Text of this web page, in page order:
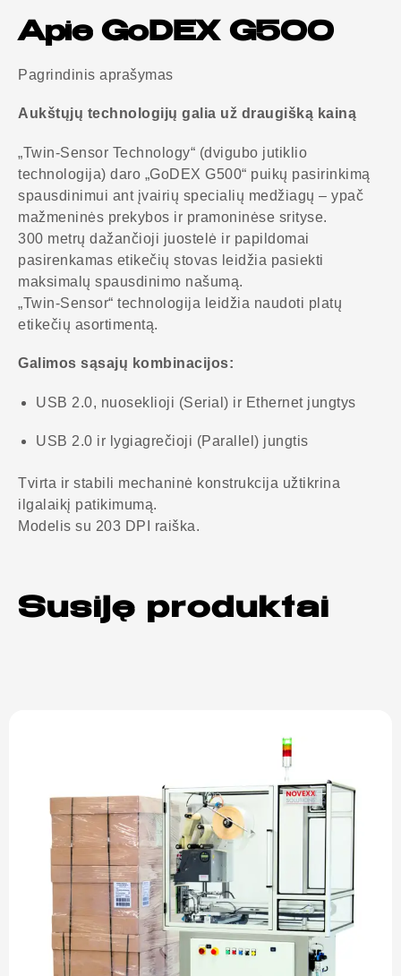
Apie GoDEX G500
Pagrindinis aprašymas
Aukštųjų technologijų galia už draugišką kainą
„Twin-Sensor Technology“ (dvigubo jutiklio
technologija) daro „GoDEX G500“ puikų pasirinkimą
spausdinimui ant įvairių specialių medžiagų – ypač
mažmeninės prekybos ir pramoninėse srityse.
300 metrų dažančioji juostelė ir papildomai
pasirenkamas etikečių stovas leidžia pasiekti
maksimalų spausdinimo našumą.
„Twin-Sensor“ technologija leidžia naudoti platų
etikečių asortimentą.
Galimos sąsajų kombinacijos:
USB 2.0, nuoseklioji (Serial) ir Ethernet jungtys
USB 2.0 ir lygiagrečioji (Parallel) jungtis
Tvirta ir stabili mechaninė konstrukcija užtikrina
ilgalaikį patikimumą.
Modelis su 203 DPI raiška.
Susiję produktai